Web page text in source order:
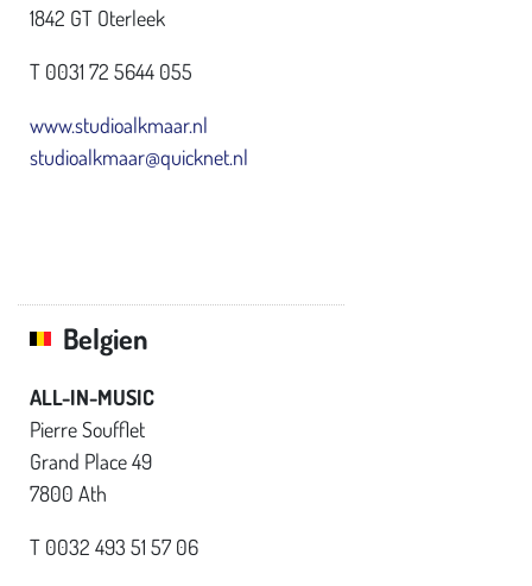
1842 GT Oterleek
T 0031 72 5644 055
www.studioalkmaar.nl
studioalkmaar@quicknet.nl
Belgien
ALL-IN-MUSIC
Pierre Soufflet
Grand Place 49
7800 Ath
T 0032 493 51 57 06